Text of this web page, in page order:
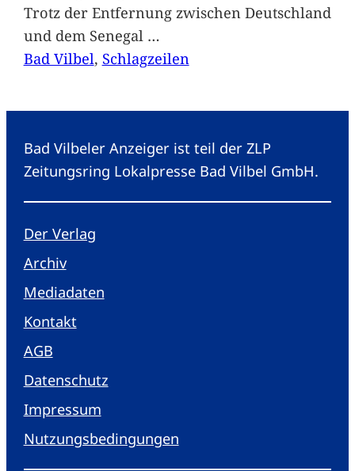
Trotz der Entfernung zwischen Deutschland
und dem Senegal …
Bad Vilbel, Schlagzeilen
Bad Vilbeler Anzeiger ist teil der ZLP
Zeitungsring Lokalpresse Bad Vilbel GmbH.
Der Verlag
Archiv
Mediadaten
Kontakt
AGB
Datenschutz
Impressum
Nutzungsbedingungen